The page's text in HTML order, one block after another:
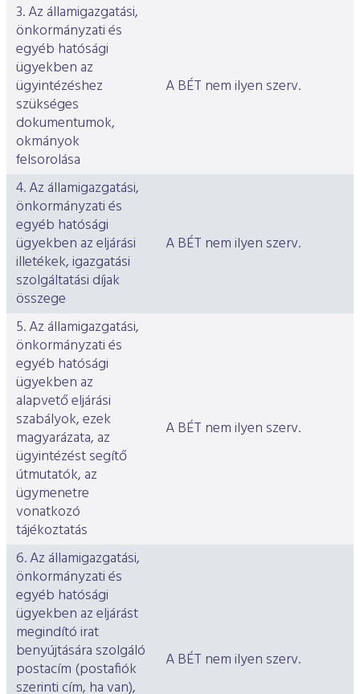
3. Az államigazgatási,
önkormányzati és
egyéb hatósági
ügyekben az
ügyintézéshez
szükséges
dokumentumok,
okmányok
felsorolása
A BÉT nem ilyen szerv.
4. Az államigazgatási,
önkormányzati és
egyéb hatósági
ügyekben az eljárási
illetékek, igazgatási
szolgáltatási díjak
összege
A BÉT nem ilyen szerv.
5. Az államigazgatási,
önkormányzati és
egyéb hatósági
ügyekben az
alapvető eljárási
szabályok, ezek
magyarázata, az
ügyintézést segítő
útmutatók, az
ügymenetre
vonatkozó
tájékoztatás
A BÉT nem ilyen szerv.
6. Az államigazgatási,
önkormányzati és
egyéb hatósági
ügyekben az eljárást
megindító irat
benyújtására szolgáló
postacím (postafiók
szerinti cím, ha van),
A BÉT nem ilyen szerv.